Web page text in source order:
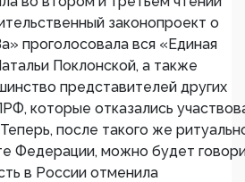
законопроект о
проголосовала вся «Единая
Поклонской, а также
представителей других
которые отказались
после такого же
Федерации, можно будет
в России отменила